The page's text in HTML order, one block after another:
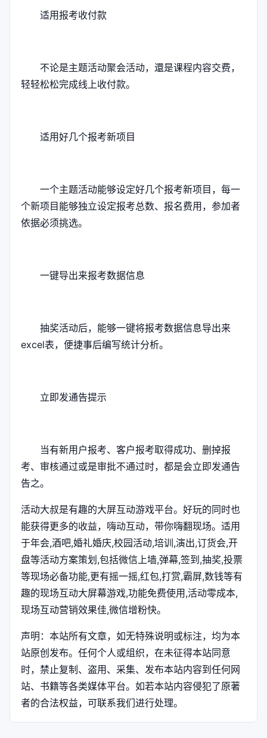
适用报考收付款
不论是主题活动聚会活动，還是课程内容交费，
轻轻松松完成线上收付款。
适用好几个报考新项目
一个主题活动能够设定好几个报考新项目，每一
个新项目能够独立设定报考总数、报名费用，参加者
依据必须挑选。
一键导出来报考数据信息
抽奖活动后，能够一键将报考数据信息导出来
excel表，便捷事后编写统计分析。
立即发通告提示
当有新用户报考、客户报考取得成功、删掉报
考、审核通过或是审批不通过时，都是会立即发通告
告之。
活动大叔是有趣的大屏互动游戏平台。好玩的同时也
能获得更多的收益，嗨动互动，带你嗨翻现场。适用
于年会,酒吧,婚礼婚庆,校园活动,培训,演出,订货会,开
盘等活动方案策划,包括微信上墙,弹幕,签到,抽奖,投票
等现场必备功能,更有摇一摇,红包,打赏,霸屏,数钱等有
趣的现场互动大屏幕游戏,功能免费使用,活动零成本,
现场互动营销效果佳,微信增粉快。
声明：本站所有文章，如无特殊说明或标注，均为本
站原创发布。任何个人或组织，在未征得本站同意
时，禁止复制、盗用、采集、发布本站内容到任何网
站、书籍等各类媒体平台。如若本站内容侵犯了原著
者的合法权益，可联系我们进行处理。